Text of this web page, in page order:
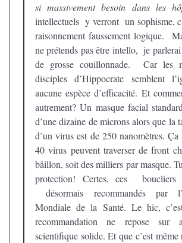
si massivement besoin dans les
intellectuels y verront un sophisme,
raisonnement faussement logique.
ne prétends pas être intello, je
de grosse couillonnade. Car les
disciples d’Hippocrate semblent
aucune espèce d’efficacité. Et
autrement? Un masque facial
d’une dizaine de microns alors que la
d’un virus est de 250 nanomètres.
40 virus peuvent traverser de front
bâillon, soit des milliers par masque.
protection! Certes, ces boucliers
désormais recommandés par
Mondiale de la Santé. Le hic,
recommandation ne repose sur
scientifique solide. Et que c’est même